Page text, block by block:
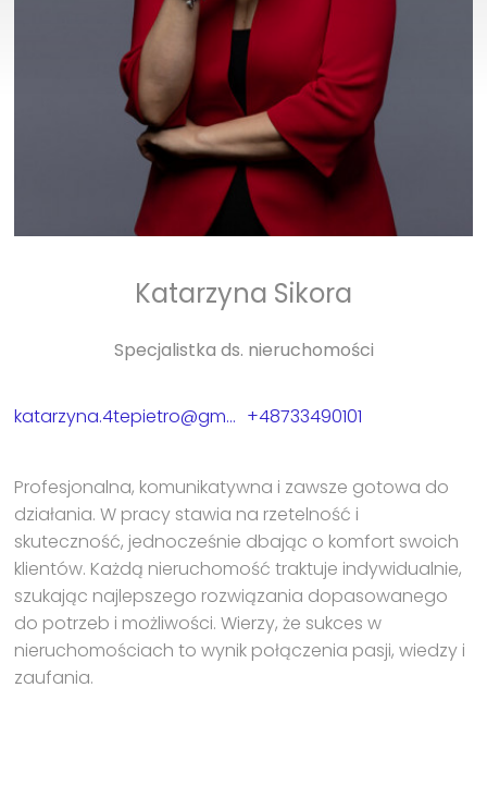
Katarzyna Sikora
Specjalistka ds. nieruchomości
katarzyna.4tepietro@gmail.com +48733490101
Profesjonalna, komunikatywna i zawsze gotowa do
działania. W pracy stawia na rzetelność i
skuteczność, jednocześnie dbając o komfort swoich
klientów. Każdą nieruchomość traktuje indywidualnie,
szukając najlepszego rozwiązania dopasowanego
do potrzeb i możliwości. Wierzy, że sukces w
nieruchomościach to wynik połączenia pasji, wiedzy i
zaufania.